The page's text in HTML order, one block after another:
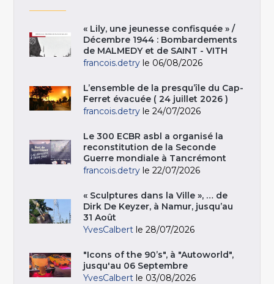
« Lily, une jeunesse confisquée » /
Décembre 1944 : Bombardements
de MALMEDY et de SAINT - VITH
francois.detry le 06/08/2026
L’ensemble de la presqu’île du Cap-
Ferret évacuée ( 24 juillet 2026 )
francois.detry le 24/07/2026
Le 300 ECBR asbl a organisé la
reconstitution de la Seconde
Guerre mondiale à Tancrémont
francois.detry le 22/07/2026
« Sculptures dans la Ville », … de
Dirk De Keyzer, à Namur, jusqu’au
31 Août
YvesCalbert le 28/07/2026
"Icons of the 90’s", à "Autoworld",
jusqu'au 06 Septembre
YvesCalbert le 03/08/2026